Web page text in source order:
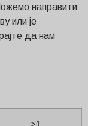
направити
или је
да нам